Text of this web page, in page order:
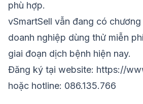
phù hợp.
vSmartSell vẫn đang có
doanh nghiệp dùng thử miễn
giai đoạn dịch bệnh hiện nay.
Đăng ký tại website: https://
hoặc hotline: 086.135.766